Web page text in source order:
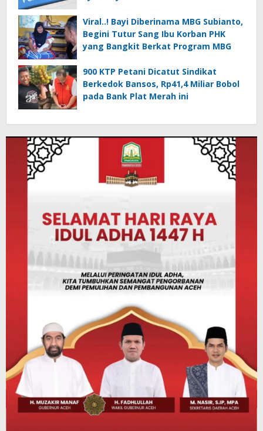
Viral..! Bayi Diberinama MBG Subianto,
Begini Tutur Sang Ibu Korban PHK
yang Bangkit Berkat Program MBG
900 KTP Petani Dicatut Sindikat
Berkedok Bansos, Rp41,4 Miliar Bobol
pada Bank Plat Merah ini